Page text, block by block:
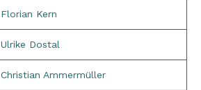
Florian Kern
Ulrike Dostal
Christian Ammermüller